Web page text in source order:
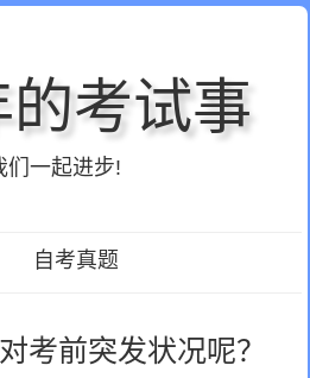
考试事
们一起进步!
自考真题
考前突发状况呢？